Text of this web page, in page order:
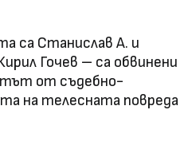
са Станислав А. и
Гочев – са обвинени
от съдебно-
на телесната повреда